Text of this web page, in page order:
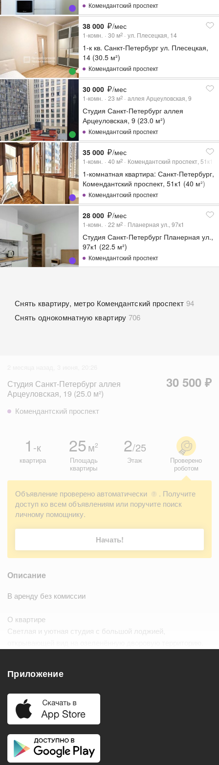
Комендантский проспект
38 000 /мес
1-комн. 30 м2 ул. Плесецкая, 14
1-к кв. Санкт-Петербург ул. Плесецкая,
14 (30.5 м²)
Комендантский проспект
30 000 /мес
1-комн. 23 м2 аллея Арцеуловская, 9
Студия Санкт-Петербург аллея
Арцеуловская, 9 (23.0 м²)
Комендантский проспект
35 000 /мес
1-комн. 40 м2 Комендантский проспект, 51к1
1-комнатная квартира: Санкт-Петербург,
Комендантский проспект, 51к1 (40 м²)
Комендантский проспект
28 000 /мес
1-комн. 22 м2 Планерная ул., 97к1
Студия Санкт-Петербург Планерная ул.,
97к1 (22.5 м²)
Комендантский проспект
Снять квартиру, метро Комендантский проспект 94
Снять однокомнатную квартиру 706
Студия Санкт-Петербург аллея
Арцеуловская, 19 (25.0 м²)
30 500 ₽
Комендантский проспект
1 -к
квартира
25м2
Площадь
квартиры
2/25
Этаж
Проверено
роботом
Объявление проверено автоматически ?
. Получите
доступ ко всем объявлениям или поручите поиск
личному помощнику.
Начать!
Описание
В аренду без комиссии
О квартире
Светлая и уютная студия с большой лоджией,
Удобства
Балкон
Холодильник
Телевизор
Кондиционер
Приложение